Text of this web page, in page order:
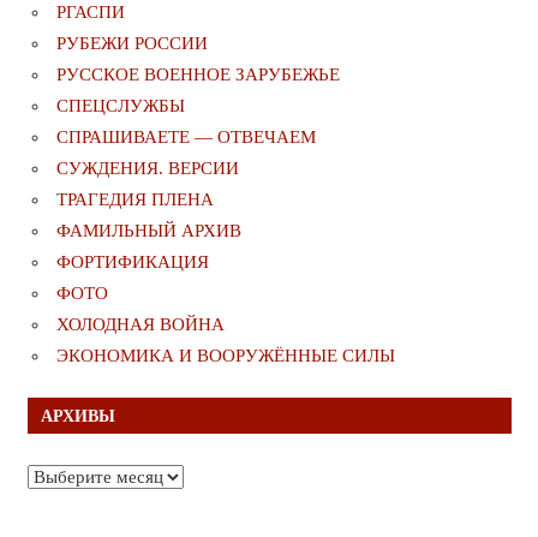
РГАСПИ
РУБЕЖИ РОССИИ
РУССКОЕ ВОЕННОЕ ЗАРУБЕЖЬЕ
СПЕЦСЛУЖБЫ
СПРАШИВАЕТЕ — ОТВЕЧАЕМ
СУЖДЕНИЯ. ВЕРСИИ
ТРАГЕДИЯ ПЛЕНА
ФАМИЛЬНЫЙ АРХИВ
ФОРТИФИКАЦИЯ
ФОТО
ХОЛОДНАЯ ВОЙНА
ЭКОНОМИКА И ВООРУЖЁННЫЕ СИЛЫ
АРХИВЫ
Архивы